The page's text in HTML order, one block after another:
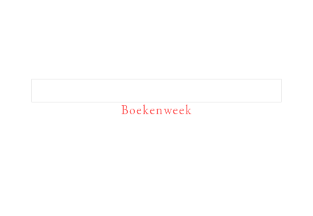
Boekenweek